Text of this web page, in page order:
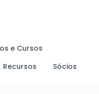
e Cursos
Recursos Sócios